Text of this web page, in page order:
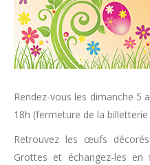
Rendez-vous les dimanche 5
18h (fermeture de la
Retrouvez les œufs
Grottes et échangez-les